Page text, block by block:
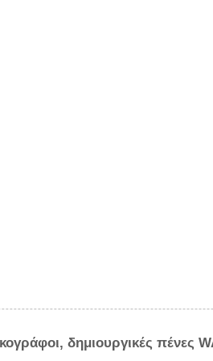
δημιουργικές πένες